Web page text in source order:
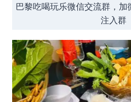
巴黎吃喝玩乐微信交流群，加
注入群